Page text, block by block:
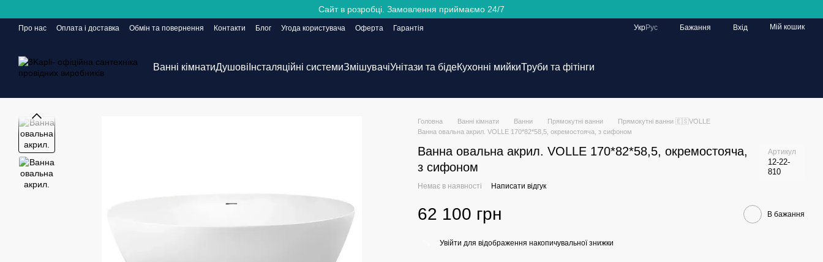
Сайт в розробці. Замовлення приймаємо 24/7
Про нас Оплата і доставка Обмін та повернення Контакти Блог Угода користувача Оферта
Гарантія
УкрРус Бажання Вхід Мій кошик
Ванні кімнатиДушові Інсталяційні системиЗмішувачіУнітази та бідеКухонні мийкиТруби та фітінги
Головна Ванні кімнати Ванни Прямокутні ванни
Прямокутні ванни 🇪🇸VOLLE
Ванна овальна акрил. VOLLE 170*82*58,5, окремостояча, з сифоном
Ванна овальна акрил. VOLLE 170*82*58,5, окремостояча,
з сифоном
Артикул
12-22-
810
Немає в наявності Написати відгук
62 100 грн В бажання
Увійти для відображення накопичувальної знижки